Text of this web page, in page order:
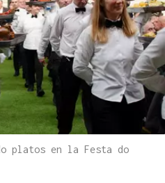
platos en la Festa do